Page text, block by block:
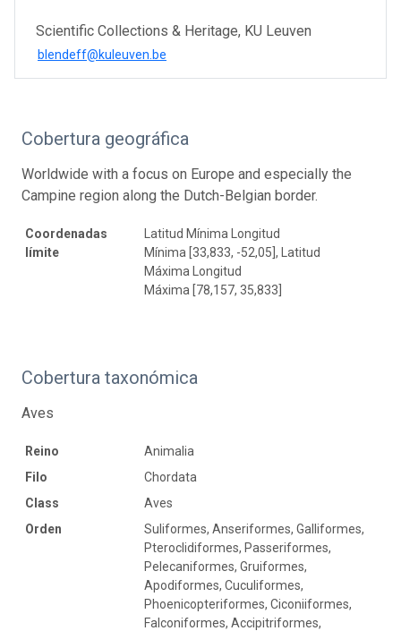
Scientific Collections & Heritage, KU Leuven
blendeff@kuleuven.be
Cobertura geográfica
Worldwide with a focus on Europe and especially the
Campine region along the Dutch-Belgian border.
Coordenadas
límite
Latitud Mínima Longitud
Mínima [33,833, -52,05], Latitud
Máxima Longitud
Máxima [78,157, 35,833]
Cobertura taxonómica
Aves
Reino
Animalia
Filo
Chordata
Class
Aves
Orden
Suliformes, Anseriformes, Galliformes,
Pteroclidiformes, Passeriformes,
Pelecaniformes, Gruiformes,
Apodiformes, Cuculiformes,
Phoenicopteriformes, Ciconiiformes,
Falconiformes, Accipitriformes,